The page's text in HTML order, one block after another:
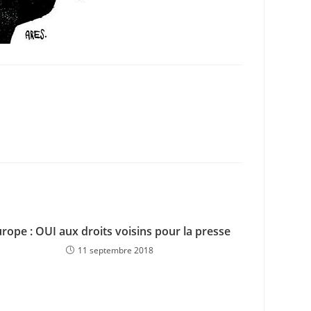
: OUI aux droits voisins pour la presse
11 septembre 2018